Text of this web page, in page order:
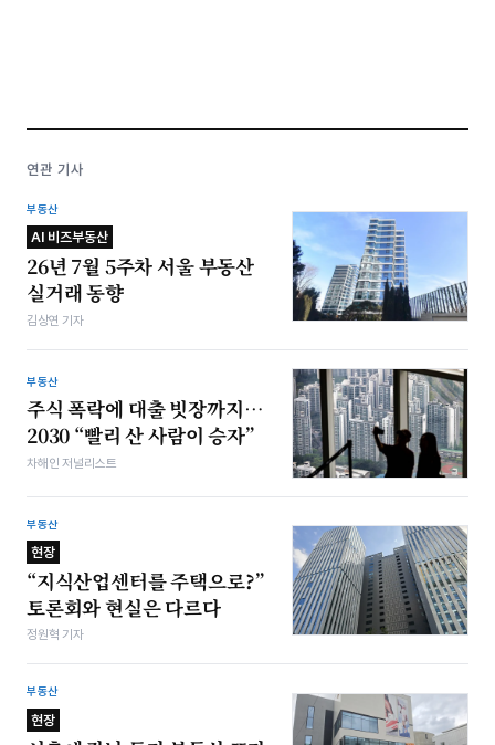
연관 기사
부동산
AI 비즈부동산
26년 7월 5주차 서울 부동산
실거래 동향
김상연 기자
부동산
주식 폭락에 대출 빗장까지…
2030 “빨리 산 사람이 승자”
차해인 저널리스트
부동산
현장
“지식산업센터를 주택으로?”
토론회와 현실은 다르다
정원혁 기자
부동산
현장